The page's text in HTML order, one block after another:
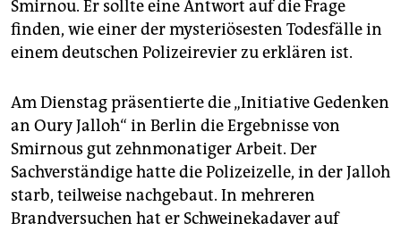
Smirnou. Er sollte eine Antwort auf die Frage
finden, wie einer der mysteriösesten Todesfälle in
einem deutschen Polizeirevier zu erklären ist.
Am Dienstag präsentierte die „Initiative Gedenken
an Oury Jalloh“ in Berlin die Ergebnisse von
Smirnous gut zehnmonatiger Arbeit. Der
Sachverständige hatte die Polizeizelle, in der Jalloh
starb, teilweise nachgebaut. In mehreren
Brandversuchen hat er Schweinekadaver auf